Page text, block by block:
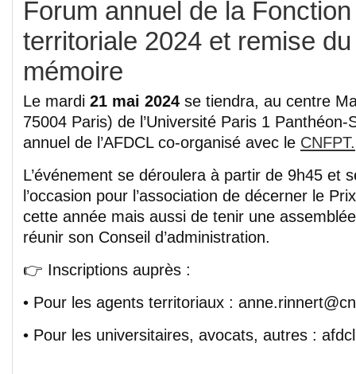
Forum annuel de la
territoriale 2024 et remise
mémoire
Le mardi 21 mai 2024 se tiendra, au centre
75004 Paris) de l’Université Paris 1
annuel de l’AFDCL co-organisé avec le CNFPT.
L’événement se déroulera à partir de 9h45 et
l’occasion pour l’association de décerner le
cette année mais aussi de tenir une
réunir son Conseil d’administration.
👉 Inscriptions auprès :
• Pour les agents territoriaux :
• Pour les universitaires, avocats, autres :